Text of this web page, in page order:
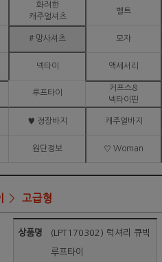
화려한
캐주얼셔츠
벨트
# 망사셔츠 모자
넥타이 액세서리
루프타이
커프스&
넥타이핀
♥ 정장바지 캐주얼바지
원단정보 ♡ Woman
고급형
상품명 (LPT170302) 럭셔리 큐빅
루프타이